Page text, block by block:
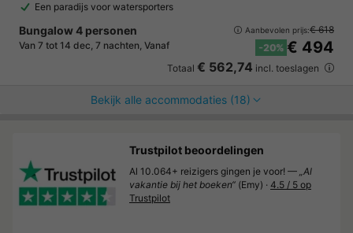
Een paradijs voor watersporters
Bungalow 4 personen
Van 7 tot 14 dec, 7 nachten, Vanaf
Aanbevolen prijs:€ 618
-20% € 494
Totaal € 562,74 incl. toeslagen
Bekijk alle accommodaties (18)
Trustpilot beoordelingen
Al 10.064+ reizigers gingen je voor! — „Al
vakantie bij het boeken“ (Emy) · 4.5 / 5 op
Trustpilot